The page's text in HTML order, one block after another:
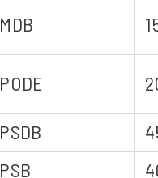
MDB
PODE
PSDB
PSB